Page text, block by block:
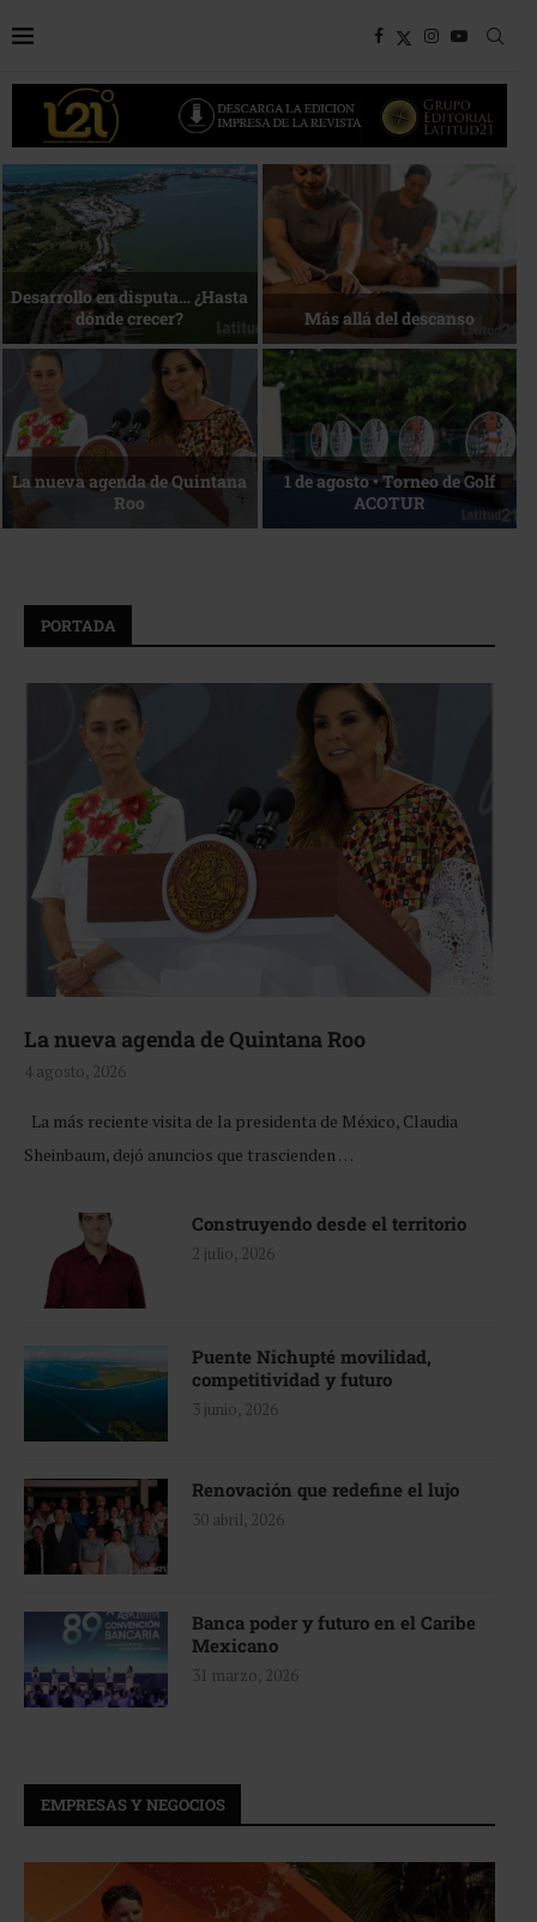
Bottega, un viaje servido a la
mesa
Energía que Impulsa la
competitividad
Reconocimiento de viajeros La esencia del servicio
PORTADA
La nueva agenda de Quintana Roo
4 agosto, 2026
La más reciente visita de la presidenta de México, Claudia
Sheinbaum, dejó anuncios que trascienden …
Construyendo desde el territorio
2 julio, 2026
Puente Nichupté movilidad,
competitividad y futuro
3 junio, 2026
Renovación que redefine el lujo
30 abril, 2026
Banca poder y futuro en el Caribe
Mexicano
31 marzo, 2026
EMPRESAS Y NEGOCIOS